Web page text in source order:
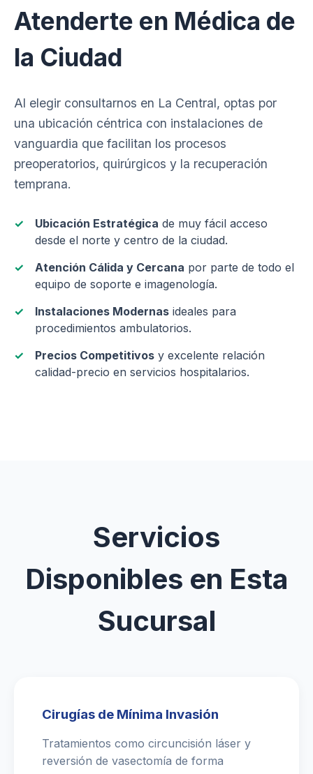
Atenderte en Médica de
la Ciudad
Al elegir consultarnos en La Central, optas por
una ubicación céntrica con instalaciones de
vanguardia que facilitan los procesos
preoperatorios, quirúrgicos y la recuperación
temprana.
Ubicación Estratégica de muy fácil acceso
desde el norte y centro de la ciudad.
Atención Cálida y Cercana por parte de todo el
equipo de soporte e imagenología.
Instalaciones Modernas ideales para
procedimientos ambulatorios.
Precios Competitivos y excelente relación
calidad-precio en servicios hospitalarios.
Servicios
Disponibles en Esta
Sucursal
Cirugías de Mínima Invasión
Tratamientos como circuncisión láser y
reversión de vasectomía de forma